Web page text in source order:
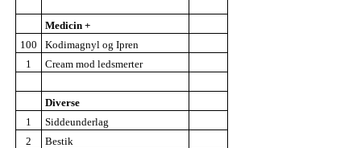
Medicin +
100
Kodimagnyl og Ipren
1
Cream mod ledsmerter
Diverse
1
Siddeunderlag
2
Bestik